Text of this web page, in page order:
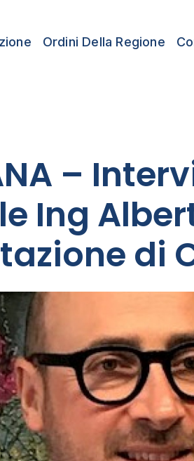
Ordini Della Regione
–
Ing
di